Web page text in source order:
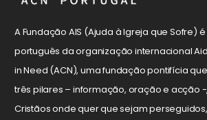
A Fundação AIS (Ajuda à Igreja que Sofre)
português da organização internacional
in Need (ACN), uma fundação pontifícia
três pilares – informação, oração e acção
Cristãos onde quer que sejam